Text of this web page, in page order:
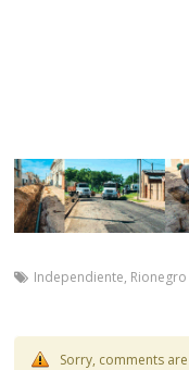
Independiente,
Sorry, comments